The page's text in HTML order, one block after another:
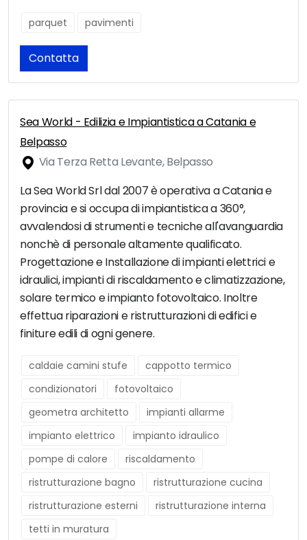
parquet pavimenti
Contatta
Sea World - Edilizia e Impiantistica a Catania e
Belpasso
Via Terza Retta Levante, Belpasso
La Sea World Srl dal 2007 è operativa a Catania e
provincia e si occupa di impiantistica a 360°,
avvalendosi di strumenti e tecniche all'avanguardia
nonchè di personale altamente qualificato.
Progettazione e Installazione di impianti elettrici e
idraulici, impianti di riscaldamento e climatizzazione,
solare termico e impianto fotovoltaico. Inoltre
effettua riparazioni e ristrutturazioni di edifici e
finiture edili di ogni genere.
caldaie camini stufe
cappotto termico
condizionatori
fotovoltaico
geometra architetto
impianti allarme
impianto elettrico
impianto idraulico
pompe di calore
riscaldamento
ristrutturazione bagno
ristrutturazione cucina
ristrutturazione esterni
ristrutturazione interna
tetti in muratura